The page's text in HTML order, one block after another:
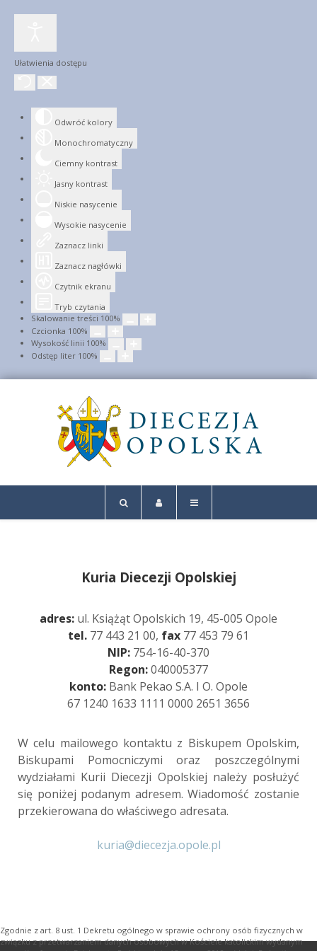
Ułatwienia dostępu
Odwróć kolory
Monochromatyczny
Ciemny kontrast
Jasny kontrast
Niskie nasycenie
Wysokie nasycenie
Zaznacz linki
Zaznacz nagłówki
Czytnik ekranu
Tryb czytania
Skalowanie treści 100%
Czcionka 100%
Wysokość linii 100%
Odstęp liter 100%
Kuria Diecezji Opolskiej
adres: ul. Książąt Opolskich 19, 45-005 Opole
tel. 77 443 21 00, fax 77 453 79 61
NIP: 754-16-40-370
Regon:040005377
konto: Bank Pekao S.A. I O. Opole
67 1240 1633 1111 0000 2651 3656
W celu mailowego kontaktu z Biskupem Opolskim,
Biskupami Pomocniczymi oraz poszczególnymi
wydziałami Kurii Diecezji Opolskiej należy posłużyć
się poniżej podanym adresem. Wiadomość zostanie
przekierowana do właściwego adresata.
kuria@diecezja.opole.pl
Zgodnie z art. 8 ust. 1 Dekretu ogólnego w sprawie ochrony osób fizycznych w
związku z przetwarzaniem danych osobowych w Kościele katolickim wydanym